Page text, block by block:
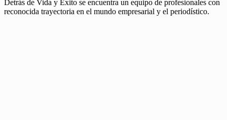
Detrás de Vida y Éxito se encuentra un equipo de profesionales con
reconocida trayectoria en el mundo empresarial y el periodístico.